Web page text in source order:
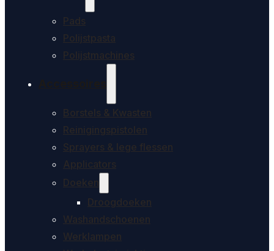
Pads
Polijstpasta
Polijstmachines
Borstels & Kwasten
Reinigingspistolen
Sprayers & lege flessen
Applicators
Doeken
Droogdoeken
Washandschoenen
Werklampen